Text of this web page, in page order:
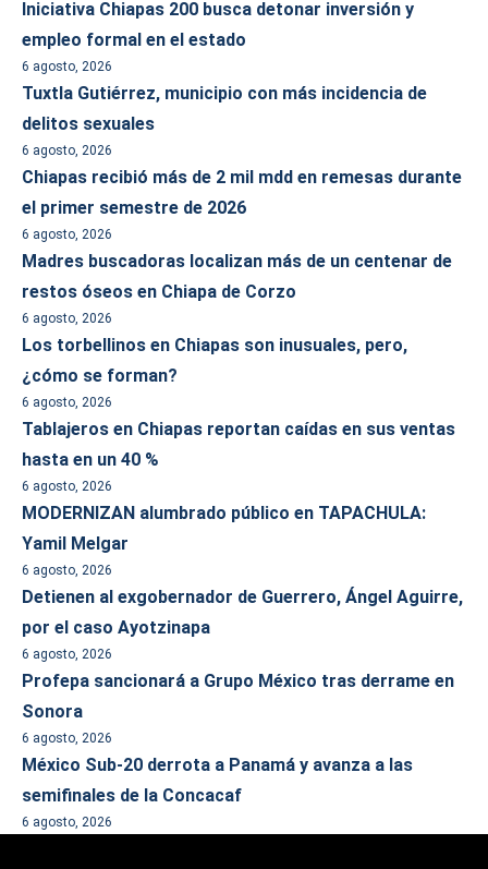
Iniciativa Chiapas 200 busca detonar inversión y
empleo formal en el estado
6 agosto, 2026
Tuxtla Gutiérrez, municipio con más incidencia de
delitos sexuales
6 agosto, 2026
Chiapas recibió más de 2 mil mdd en remesas durante
el primer semestre de 2026
6 agosto, 2026
Madres buscadoras localizan más de un centenar de
restos óseos en Chiapa de Corzo
6 agosto, 2026
Los torbellinos en Chiapas son inusuales, pero,
¿cómo se forman?
6 agosto, 2026
Tablajeros en Chiapas reportan caídas en sus ventas
hasta en un 40 %
6 agosto, 2026
MODERNIZAN alumbrado público en TAPACHULA:
Yamil Melgar
6 agosto, 2026
Detienen al exgobernador de Guerrero, Ángel Aguirre,
por el caso Ayotzinapa
6 agosto, 2026
Profepa sancionará a Grupo México tras derrame en
Sonora
6 agosto, 2026
México Sub-20 derrota a Panamá y avanza a las
semifinales de la Concacaf
6 agosto, 2026